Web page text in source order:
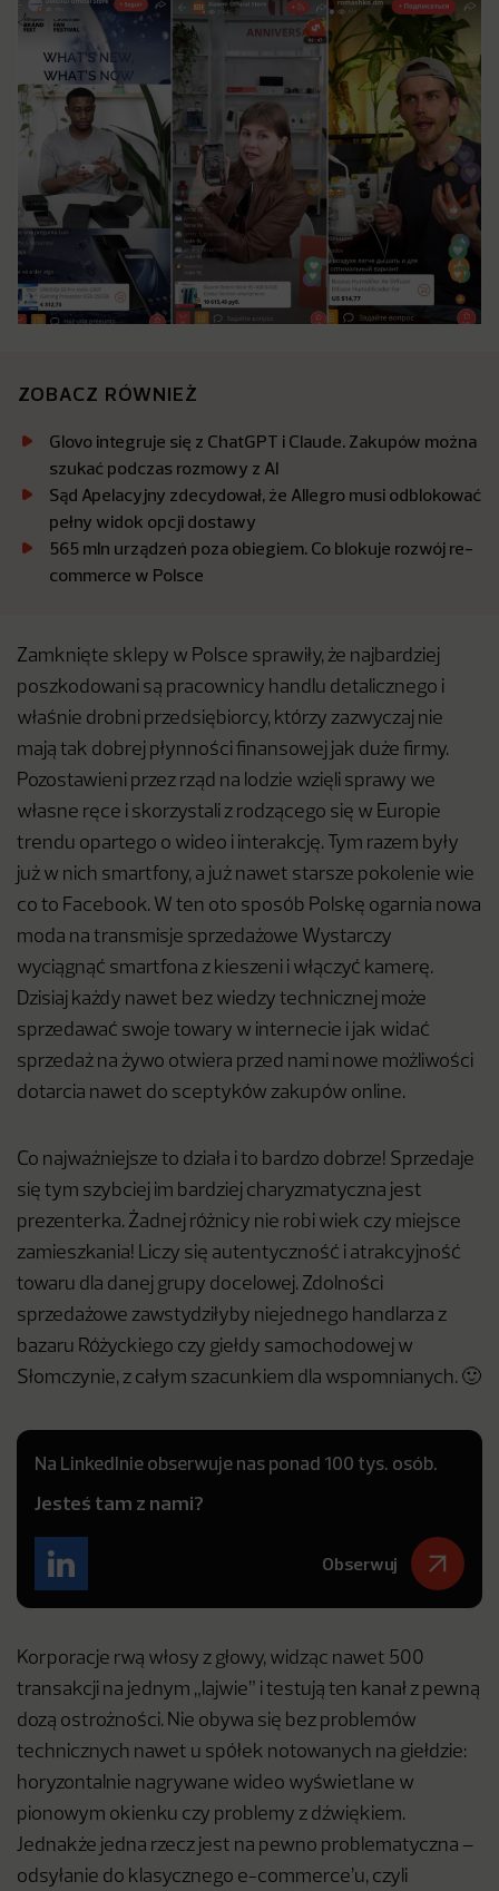
ZOBACZ RÓWNIEŻ
Glovo integruje się z ChatGPT i Claude. Zakupów można
szukać podczas rozmowy z AI
Sąd Apelacyjny zdecydował, że Allegro musi odblokować
pełny widok opcji dostawy
565 mln urządzeń poza obiegiem. Co blokuje rozwój re-
commerce w Polsce
Zamknięte sklepy w Polsce sprawiły, że najbardziej
poszkodowani są pracownicy handlu detalicznego i
właśnie drobni przedsiębiorcy, którzy zazwyczaj nie
mają tak dobrej płynności finansowej jak duże firmy.
Pozostawieni przez rząd na lodzie wzięli sprawy we
własne ręce i skorzystali z rodzącego się w Europie
trendu opartego o wideo i interakcję. Tym razem były
już w nich smartfony, a już nawet starsze pokolenie wie
co to Facebook. W ten oto sposób Polskę ogarnia nowa
moda na transmisje sprzedażowe Wystarczy
wyciągnąć smartfona z kieszeni i włączyć kamerę.
Dzisiaj każdy nawet bez wiedzy technicznej może
sprzedawać swoje towary w internecie i jak widać
sprzedaż na żywo otwiera przed nami nowe możliwości
dotarcia nawet do sceptyków zakupów online.
Co najważniejsze to działa i to bardzo dobrze! Sprzedaje
się tym szybciej im bardziej charyzmatyczna jest
prezenterka. Żadnej różnicy nie robi wiek czy miejsce
zamieszkania! Liczy się autentyczność i atrakcyjność
towaru dla danej grupy docelowej. Zdolności
sprzedażowe zawstydziłyby niejednego handlarza z
bazaru Różyckiego czy giełdy samochodowej w
Słomczynie, z całym szacunkiem dla wspomnianych. 🙂
Na LinkedInie obserwuje nas ponad 100 tys. osób.
Jesteś tam z nami?
Obserwuj
Korporacje rwą włosy z głowy, widząc nawet 500
transakcji na jednym „lajwie” i testują ten kanał z pewną
dozą ostrożności. Nie obywa się bez problemów
technicznych nawet u spółek notowanych na giełdzie:
horyzontalnie nagrywane wideo wyświetlane w
pionowym okienku czy problemy z dźwiękiem.
Jednakże jedna rzecz jest na pewno problematyczna –
odsyłanie do klasycznego e-commerce’u, czyli